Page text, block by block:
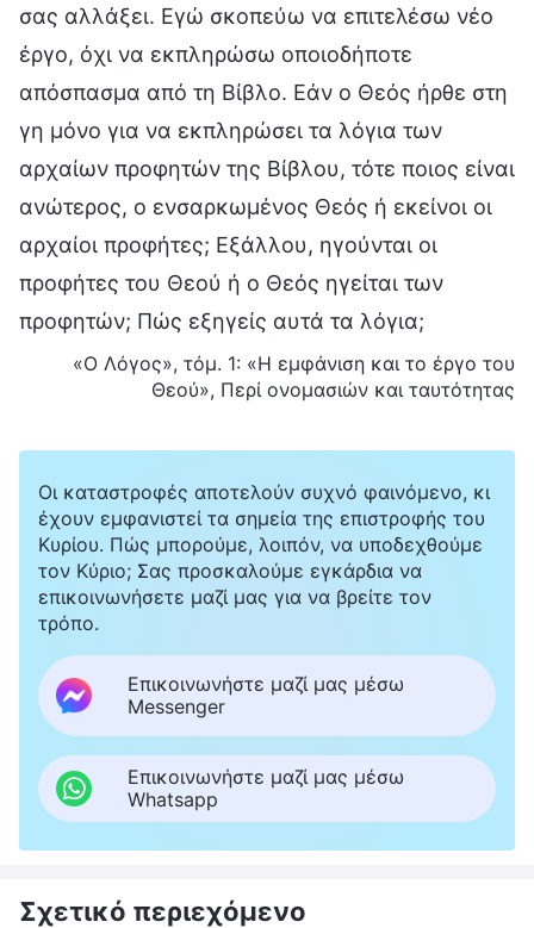
σας αλλάξει. Εγώ σκοπεύω να επιτελέσω νέο
έργο, όχι να εκπληρώσω οποιοδήποτε
απόσπασμα από τη Βίβλο. Εάν ο Θεός ήρθε στη
γη μόνο για να εκπληρώσει τα λόγια των
αρχαίων προφητών της Βίβλου, τότε ποιος είναι
ανώτερος, ο ενσαρκωμένος Θεός ή εκείνοι οι
αρχαίοι προφήτες; Εξάλλου, ηγούνται οι
προφήτες του Θεού ή ο Θεός ηγείται των
προφητών; Πώς εξηγείς αυτά τα λόγια;
«Ο Λόγος», τόμ. 1: «Η εμφάνιση και το έργο του
Θεού», Περί ονομασιών και ταυτότητας
Οι καταστροφές αποτελούν συχνό φαινόμενο, κι
έχουν εμφανιστεί τα σημεία της επιστροφής του
Κυρίου. Πώς μπορούμε, λοιπόν, να υποδεχθούμε
τον Κύριο; Σας προσκαλούμε εγκάρδια να
επικοινωνήσετε μαζί μας για να βρείτε τον
τρόπο.
Επικοινωνήστε μαζί μας μέσω
Messenger
Επικοινωνήστε μαζί μας μέσω
Whatsapp
Σχετικό περιεχόμενο